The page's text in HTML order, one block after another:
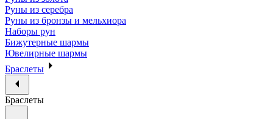
Руны из серебра
Руны из бронзы и мельхиора
Наборы рун
Бижутерные шармы
Ювелирные шармы
Браслеты
Браслеты